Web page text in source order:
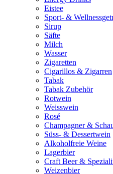
Eistee
Sport- &
Sirup
Säfte
Milch
Wasser
Zigaretten
Cigarillos & Zigarren
Tabak
Tabak Zubehör
Rotwein
Weisswein
Rosé
Champagner &
Süss- & Dessertwein
Alkoholfreie Weine
Lagerbier
Craft Beer &
Weizenbier